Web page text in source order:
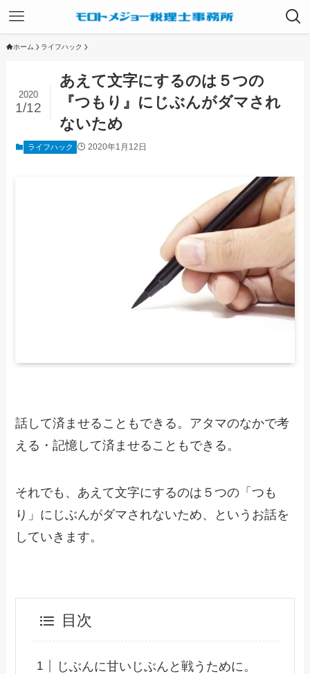
ホーム ライフハック
あえて文字にするのは５つの
『つもり』にじぶんがダマされ
ないため
2020
1/12
ライフハック 2020年1月12日
話して済ませることもできる。アタマのなかで考
える・記憶して済ませることもできる。
それでも、あえて文字にするのは５つの「つも
り」にじぶんがダマされないため、というお話を
していきます。
目次
じぶんに甘いじぶんと戦うために。